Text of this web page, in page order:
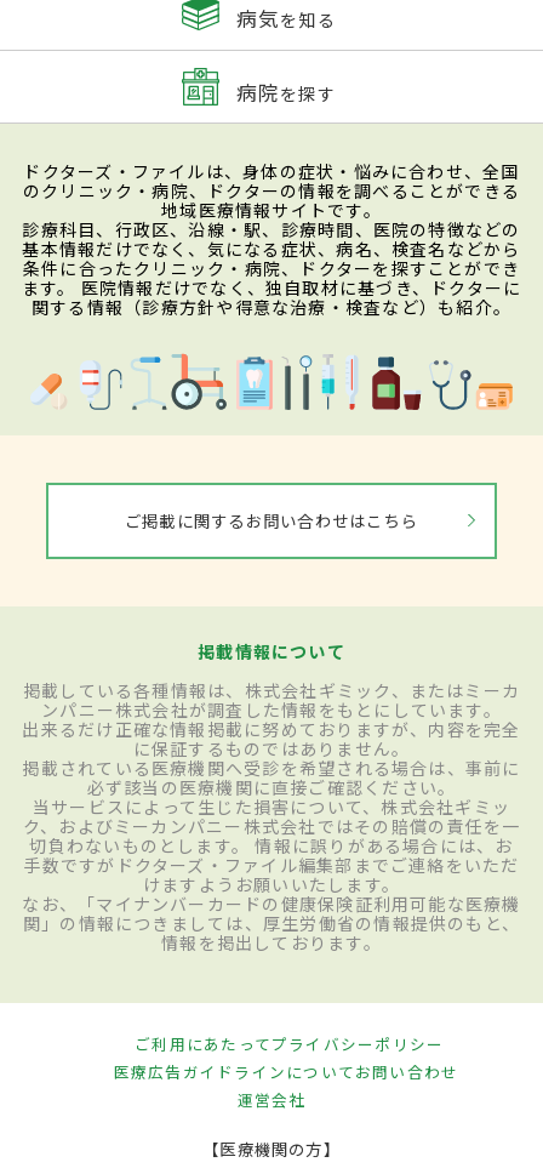
病気を知る
病院を探す
ドクターズ・ファイルは、身体の症状・悩みに合わせ、全国
のクリニック・病院、ドクターの情報を調べることができる
地域医療情報サイトです。
診療科目、行政区、沿線・駅、診療時間、医院の特徴などの
基本情報だけでなく、気になる症状、病名、検査名などから
条件に合ったクリニック・病院、ドクターを探すことができ
ます。 医院情報だけでなく、独自取材に基づき、ドクターに
関する情報（診療方針や得意な治療・検査など）も紹介。
ご掲載に関するお問い合わせはこちら
掲載情報について
掲載している各種情報は、株式会社ギミック、またはミーカ
ンパニー株式会社が調査した情報をもとにしています。
出来るだけ正確な情報掲載に努めておりますが、内容を完全
に保証するものではありません。
掲載されている医療機関へ受診を希望される場合は、事前に
必ず該当の医療機関に直接ご確認ください。
当サービスによって生じた損害について、株式会社ギミッ
ク、およびミーカンパニー株式会社ではその賠償の責任を一
切負わないものとします。 情報に誤りがある場合には、お
手数ですがドクターズ・ファイル編集部までご連絡をいただ
けますようお願いいたします。
なお、「マイナンバーカードの健康保険証利用可能な医療機
関」の情報につきましては、厚生労働省の情報提供のもと、
情報を掲出しております。
ご利用にあたってプライバシーポリシー
医療広告ガイドラインについてお問い合わせ
運営会社
【医療機関の方】